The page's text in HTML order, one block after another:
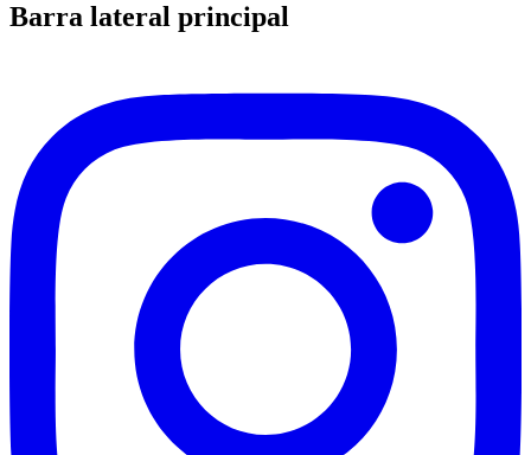
Barra lateral principal